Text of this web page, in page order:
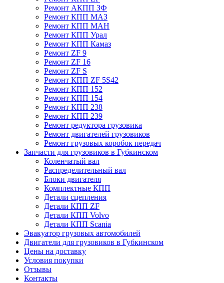
Ремонт АКПП ЗФ
Ремонт КПП МАЗ
Ремонт КПП МАН
Ремонт КПП Урал
Ремонт КПП Камаз
Ремонт ZF 9
Ремонт ZF 16
Ремонт ZF S
Ремонт КПП ZF 5S42
Ремонт КПП 152
Ремонт КПП 154
Ремонт КПП 238
Ремонт КПП 239
Ремонт редуктора грузовика
Ремонт двигателей грузовиков
Ремонт грузовых коробок передач
Запчасти для грузовиков в Губкинском
Коленчатый вал
Распределительный вал
Блоки двигателя
Комплектные КПП
Детали сцепления
Детали КПП ZF
Детали КПП Volvo
Детали КПП Scania
Эвакуатор грузовых автомобилей
Двигатели для грузовиков в Губкинском
Цены на доставку
Условия покупки
Отзывы
Контакты